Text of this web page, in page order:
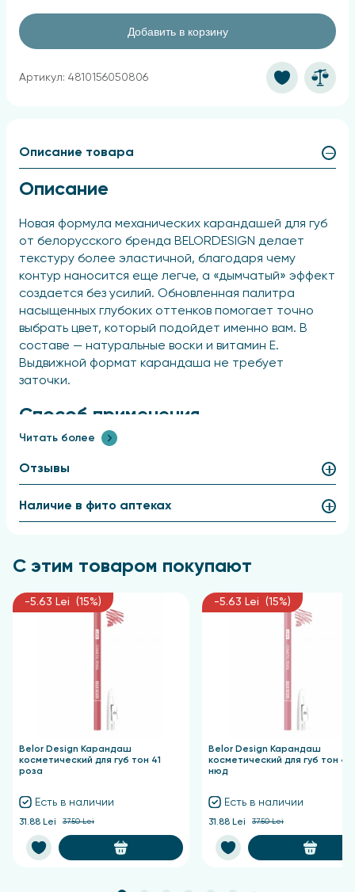
Добавить в корзину
Артикул: 4810156050806
Описание товара
Описание
Новая формула механических карандашей для губ
от белорусского бренда BELORDESIGN делает
текстуру более эластичной, благодаря чему
контур наносится еще легче, а «дымчатый» эффект
создается без усилий. Обновленная палитра
насыщенных глубоких оттенков помогает точно
выбрать цвет, который подойдет именно вам. В
составе — натуральные воски и витамин Е.
Выдвижной формат карандаша не требует
заточки.
Способ применения
Нарисуйте карандашом контур губ.
Состав
Ethylhexyl Palmitate, Caprylic/Capric Triglyceride,
Phenoxyethanol, Caprylyl Glycol, Tocopheryl Acetate,
77491, CI 77492, CI 77499, CI 77510, CI 77742, CI 77891).
Читать более
Отзывы
Наличие в фито аптеках
С этим товаром покупают
-5.63 Lei (15%)
Belor Design Карандаш
косметический для губ тон 41
роза
Есть в наличии
31.88 Lei 37.50 Lei
-5.63 Lei (15%)
Belor Design Карандаш
косметический для губ тон 40
нюд
Есть в наличии
31.88 Lei 37.50 Lei